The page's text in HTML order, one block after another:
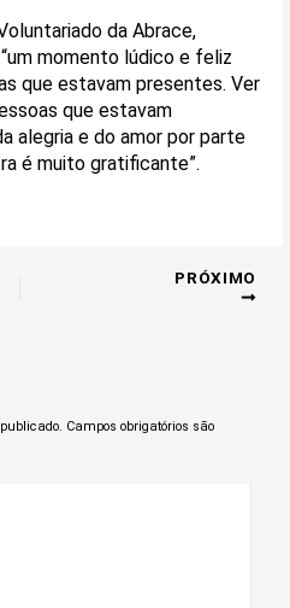
da Abrace,
momento lúdico e feliz
que estavam presentes. Ver
que estavam
alegria e do amor por parte
é muito gratificante”.
PRÓXIMO
Campos obrigatórios são